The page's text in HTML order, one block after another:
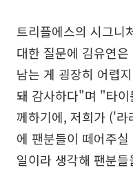
트리플에스의 시그니
대한 질문에 김유연
남는 게 굉장히 어렵
돼 감사하다"며 "타이
께하기에, 저희가 ('라
에 팬분들이 떼어주
일이라 생각해 팬분